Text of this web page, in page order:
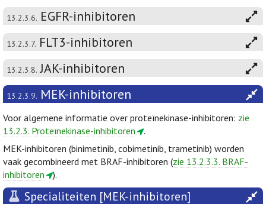
13.2.3.6. EGFR-inhibitoren
13.2.3.7. FLT3-inhibitoren
13.2.3.8. JAK-inhibitoren
13.2.3.9. MEK-inhibitoren
Voor algemene informatie over proteïnekinase-inhibitoren: zie
13.2.3. Proteïnekinase-inhibitoren
.
MEK-inhibitoren (binimetinib, cobimetinib, trametinib) worden
vaak gecombineerd met BRAF-inhibitoren (zie 13.2.3.3. BRAF-
inhibitoren
).
Specialiteiten [MEK-inhibitoren]